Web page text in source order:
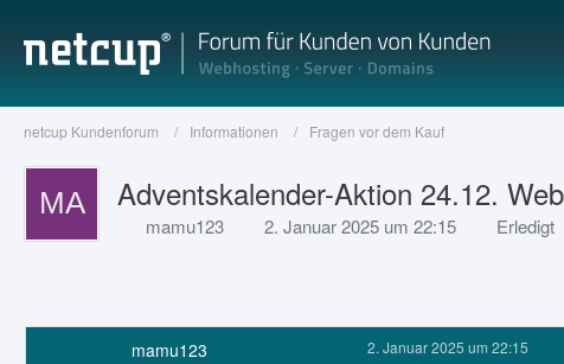
netcup Kundenforum Informationen Fragen vor dem Kauf
Adventskalender-Aktion 24.12.
mamu123 2. Januar 2025 um 22:15 Erledigt
mamu123 2. Januar 2025 um 22:15